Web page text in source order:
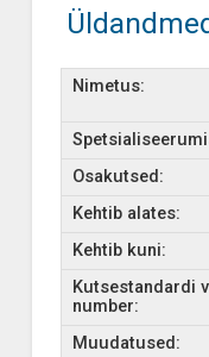
Nimetus:
Osakutsed:
Kehtib alates:
Kehtib kuni:
Kutsestandardi
number:
Muudatused: